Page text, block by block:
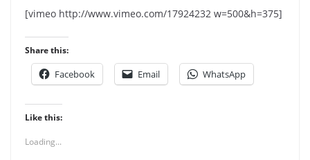
[vimeo http://www.vimeo.com/17924232 w=500&h=375]
Share this:
Facebook Email WhatsApp
Like this:
Loading...